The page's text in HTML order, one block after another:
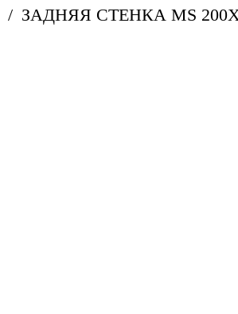
ЗАДНЯЯ СТЕНКА MS